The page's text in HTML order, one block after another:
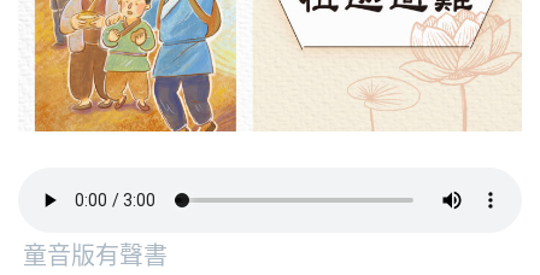
童音版有聲書